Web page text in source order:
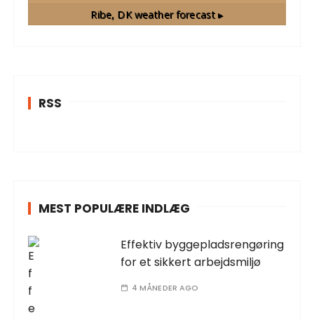
Ribe, DKweather forecast ▸
RSS
MEST POPULÆRE INDLÆG
Effektiv byggepladsrengøring
for et sikkert arbejdsmiljø
4 MÅNEDER AGO